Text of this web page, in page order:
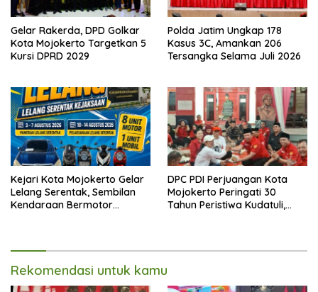
Gelar Rakerda, DPD Golkar
Kota Mojokerto Targetkan 5
Kursi DPRD 2029
Polda Jatim Ungkap 178
Kasus 3C, Amankan 206
Tersangka Selama Juli 2026
Kejari Kota Mojokerto Gelar
Lelang Serentak, Sembilan
Kendaraan Bermotor
DPC PDI Perjuangan Kota
Mojokerto Peringati 30
Tahun Peristiwa Kudatuli,
Rekomendasi untuk kamu